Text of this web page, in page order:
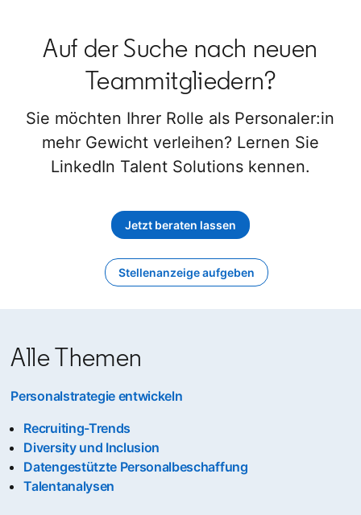
Auf der Suche nach neuen
Teammitgliedern?
Sie möchten Ihrer Rolle als Personaler:in
mehr Gewicht verleihen? Lernen Sie
LinkedIn Talent Solutions kennen.
Jetzt beraten lassen
Stellenanzeige aufgeben
opens in a new tab
Alle Themen
Personalstrategie entwickeln
Recruiting-Trends
Diversity und Inclusion
Datengestützte Personalbeschaffung
Talentanalysen